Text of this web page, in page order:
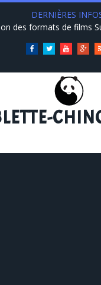
DERNIÈRES
des formats de films
FacebookTwitterYou
-